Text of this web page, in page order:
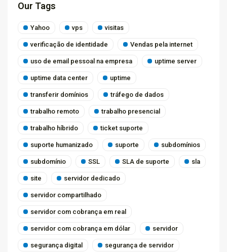
Our Tags
Yahoo vps visitas
verificação de identidade Vendas pela internet
uso de email pessoal na empresa uptime server
uptime data center uptime
transferir domínios tráfego de dados
trabalho remoto trabalho presencial
trabalho híbrido ticket suporte
suporte humanizado suporte subdomínios
subdomínio SSL SLA de suporte sla
site servidor dedicado
servidor compartilhado
servidor com cobrança em real
servidor com cobrança em dólar servidor
segurança digital segurança de servidor